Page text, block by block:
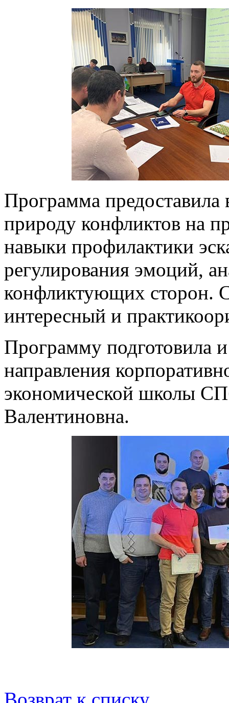
Программа предоставила
природу конфликтов на
навыки профилактики
регулирования эмоций,
конфликтующих сторон.
интересный и
Программу подготовила
направления
экономической школы
Валентиновна.